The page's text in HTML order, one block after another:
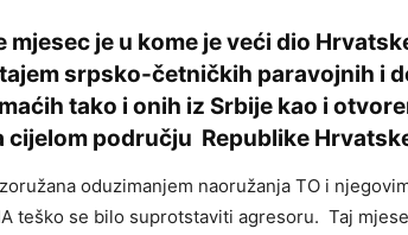
mjesec je u kome je veći dio
srpsko-četničkih paravojnih i
tako i onih iz Srbije kao i
cijelom području Republike
oduzimanjem naoružanja TO i
teško se bilo suprotstaviti agresoru. Taj